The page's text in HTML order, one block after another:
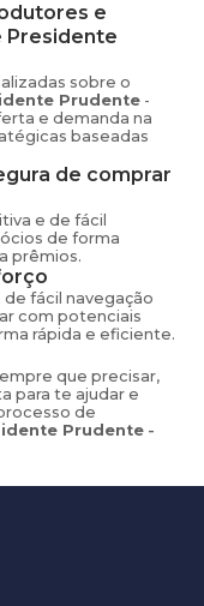
e
Presidente
sobre o
Prudente -
e demanda na
baseadas
de comprar
e de fácil
de forma
prêmios.
fácil navegação
com potenciais
rápida e eficiente.
que precisar,
para te ajudar e
de
Prudente -